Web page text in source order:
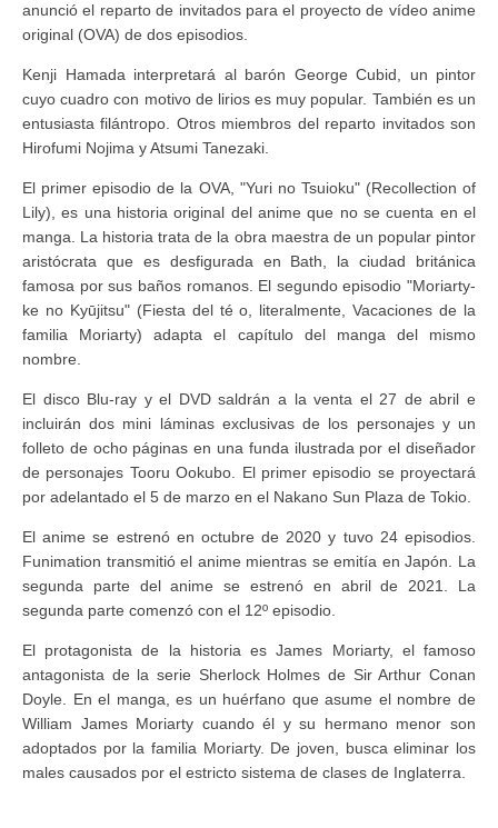
anunció el reparto de invitados para el proyecto de vídeo anime
original (OVA) de dos episodios.
Kenji Hamada interpretará al barón George Cubid, un pintor
cuyo cuadro con motivo de lirios es muy popular. También es un
entusiasta filántropo. Otros miembros del reparto invitados son
Hirofumi Nojima y Atsumi Tanezaki.
El primer episodio de la OVA, "Yuri no Tsuioku" (Recollection of
Lily), es una historia original del anime que no se cuenta en el
manga. La historia trata de la obra maestra de un popular pintor
aristócrata que es desfigurada en Bath, la ciudad británica
famosa por sus baños romanos. El segundo episodio "Moriarty-
ke no Kyūjitsu" (Fiesta del té o, literalmente, Vacaciones de la
familia Moriarty) adapta el capítulo del manga del mismo
nombre.
El disco Blu-ray y el DVD saldrán a la venta el 27 de abril e
incluirán dos mini láminas exclusivas de los personajes y un
folleto de ocho páginas en una funda ilustrada por el diseñador
de personajes Tooru Ookubo. El primer episodio se proyectará
por adelantado el 5 de marzo en el Nakano Sun Plaza de Tokio.
El anime se estrenó en octubre de 2020 y tuvo 24 episodios.
Funimation transmitió el anime mientras se emitía en Japón. La
segunda parte del anime se estrenó en abril de 2021. La
segunda parte comenzó con el 12º episodio.
El protagonista de la historia es James Moriarty, el famoso
antagonista de la serie Sherlock Holmes de Sir Arthur Conan
Doyle. En el manga, es un huérfano que asume el nombre de
William James Moriarty cuando él y su hermano menor son
adoptados por la familia Moriarty. De joven, busca eliminar los
males causados por el estricto sistema de clases de Inglaterra.